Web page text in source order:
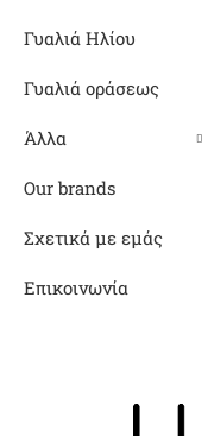
Γυαλιά Ηλίου
Γυαλιά οράσεως
Άλλα
Our brands
Σχετικά με εμάς
Επικοινωνία